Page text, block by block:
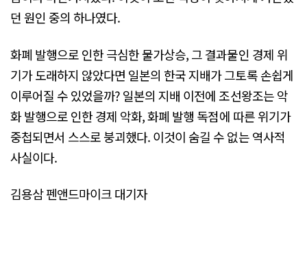
던 원인 중의 하나였다.
화폐 발행으로 인한 극심한 물가상승, 그 결과물인 경제 위
기가 도래하지 않았다면 일본의 한국 지배가 그토록 손쉽게
이루어질 수 있었을까? 일본의 지배 이전에 조선왕조는 악
화 발행으로 인한 경제 악화, 화폐 발행 독점에 따른 위기가
중첩되면서 스스로 붕괴했다. 이것이 숨길 수 없는 역사적
사실이다.
김용삼 펜앤드마이크 대기자